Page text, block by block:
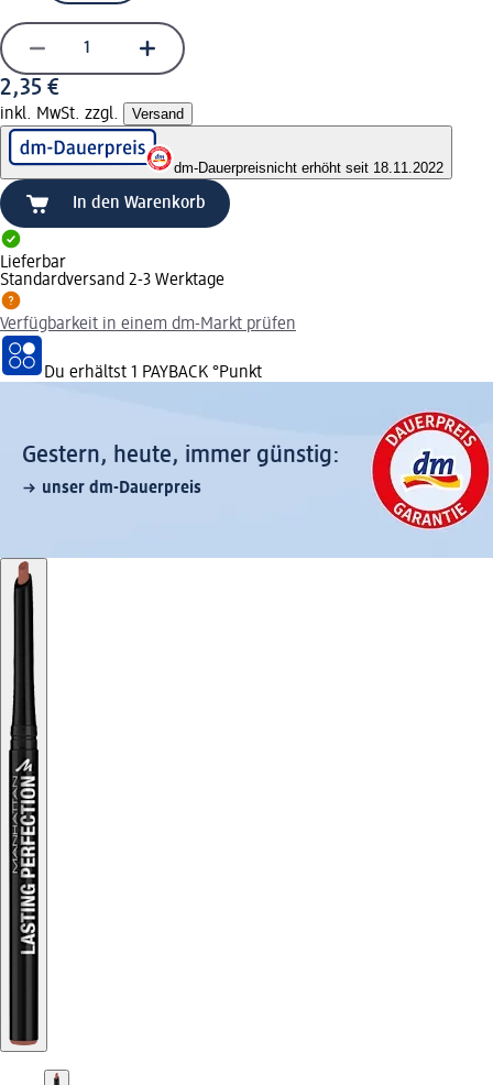
2,35 €
inkl. MwSt. zzgl. Versand
dm-Dauerpreisnicht erhöht seit 18.11.2022
In den Warenkorb
Lieferbar
Standardversand 2-3 Werktage
Verfügbarkeit in einem dm-Markt prüfen
Du erhältst 1 PAYBACK °Punkt
Gestern, heute, immer günstig:
unser dm-Dauerpreis